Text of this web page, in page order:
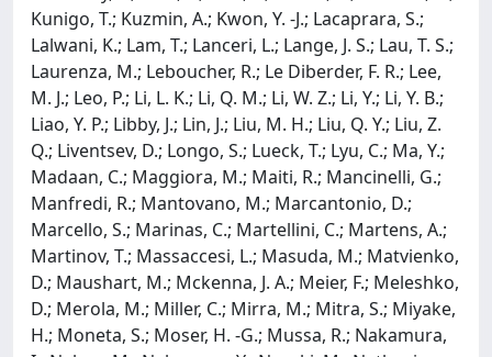
Kunigo, T.; Kuzmin, A.; Kwon, Y. -J.; Lacaprara, S.;
Lalwani, K.; Lam, T.; Lanceri, L.; Lange, J. S.; Lau, T. S.;
Laurenza, M.; Leboucher, R.; Le Diberder, F. R.; Lee,
M. J.; Leo, P.; Li, L. K.; Li, Q. M.; Li, W. Z.; Li, Y.; Li, Y. B.;
Liao, Y. P.; Libby, J.; Lin, J.; Liu, M. H.; Liu, Q. Y.; Liu, Z.
Q.; Liventsev, D.; Longo, S.; Lueck, T.; Lyu, C.; Ma, Y.;
Madaan, C.; Maggiora, M.; Maiti, R.; Mancinelli, G.;
Manfredi, R.; Mantovano, M.; Marcantonio, D.;
Marcello, S.; Marinas, C.; Martellini, C.; Martens, A.;
Martinov, T.; Massaccesi, L.; Masuda, M.; Matvienko,
D.; Maushart, M.; Mckenna, J. A.; Meier, F.; Meleshko,
D.; Merola, M.; Miller, C.; Mirra, M.; Mitra, S.; Miyake,
H.; Moneta, S.; Moser, H. -G.; Mussa, R.; Nakamura,